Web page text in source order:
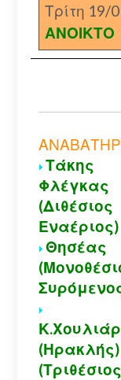
Τρίτη 19/
ΑΝΟΙΚΤΟ
Τάκης
Φλέγκας
(Διθέσιος
Εναέριος)
Θησέας
(Ηρακλής)
(Τριθέσιος